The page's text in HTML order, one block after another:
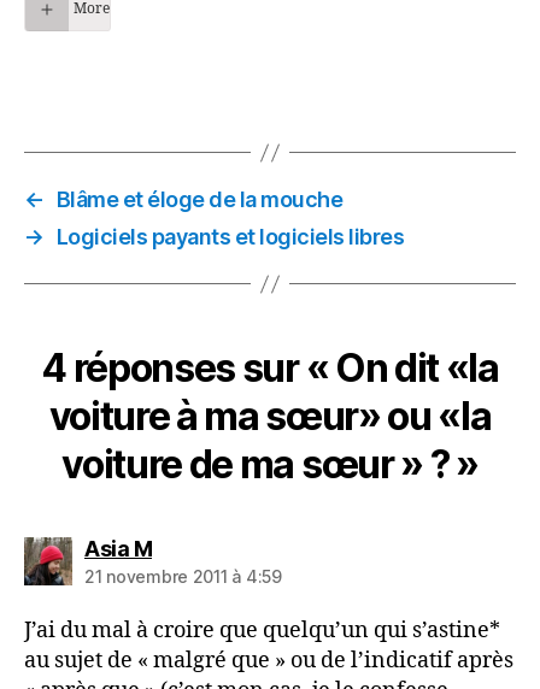
More
←
Blâme et éloge de la mouche
→
Logiciels payants et logiciels libres
4 réponses sur « On dit «la
voiture à ma sœur» ou «la
voiture de ma sœur » ? »
Asia Mdit :
21 novembre 2011 à 4:59
J’ai du mal à croire que quelqu’un qui s’astine*
au sujet de « malgré que » ou de l’indicatif après